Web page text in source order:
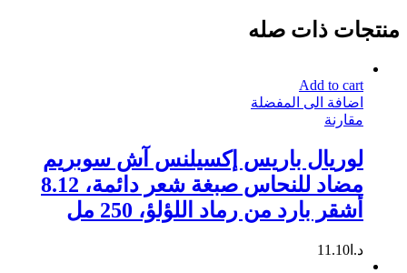
منتجات ذات صله
Add to cart
اضافة الى المفضلة
مقارنة
لوريال باريس إكسيلنس آش سوبريم
مضاد للنحاس صبغة شعر دائمة، 8.12
أشقر بارد من رماد اللؤلؤ، 250 مل
د.ا 11.10